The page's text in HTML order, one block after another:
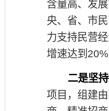
含量高、发
央、省、市
力支持民营
增速达到 20%
二是坚
项目，组建